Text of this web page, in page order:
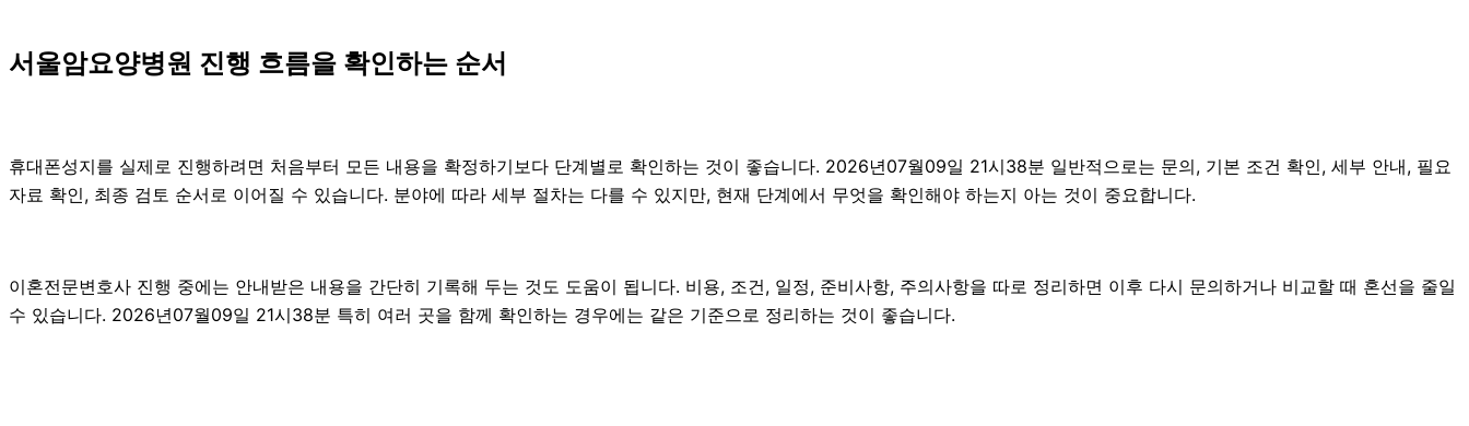
서울암요양병원 진행 흐름을 확인하는 순서
휴대폰성지를 실제로 진행하려면 처음부터 모든 내용을 확정하기보다 단계별로 확인하는 것이 좋습니다. 2026년07월09일 21시38분 일반적으로는 문의, 기본 조건 확인, 세부 안내, 필요
자료 확인, 최종 검토 순서로 이어질 수 있습니다. 분야에 따라 세부 절차는 다를 수 있지만, 현재 단계에서 무엇을 확인해야 하는지 아는 것이 중요합니다.
이혼전문변호사 진행 중에는 안내받은 내용을 간단히 기록해 두는 것도 도움이 됩니다. 비용, 조건, 일정, 준비사항, 주의사항을 따로 정리하면 이후 다시 문의하거나 비교할 때 혼선을 줄일
수 있습니다. 2026년07월09일 21시38분 특히 여러 곳을 함께 확인하는 경우에는 같은 기준으로 정리하는 것이 좋습니다.